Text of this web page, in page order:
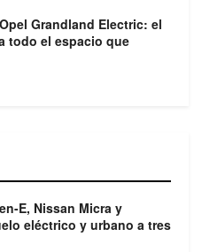
Grandland Electric: el
todo el espacio que
E, Nissan Micra y
eléctrico y urbano a tres